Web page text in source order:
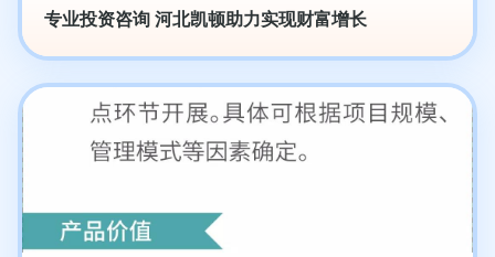
专业投资咨询 河北凯顿助力实现财富增长